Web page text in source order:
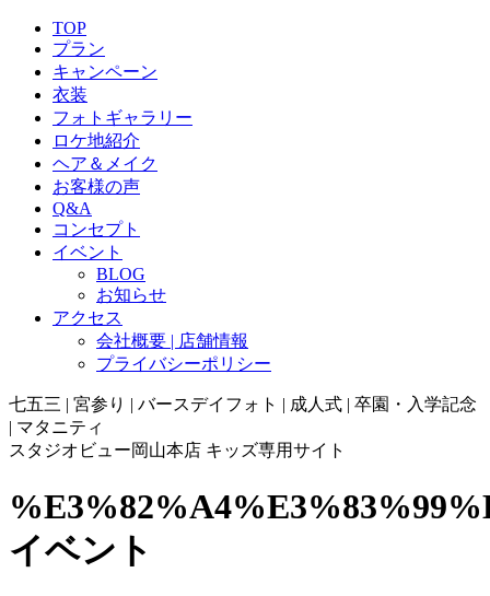
TOP
プラン
キャンペーン
衣装
フォトギャラリー
ロケ地紹介
ヘア＆メイク
お客様の声
Q&A
コンセプト
イベント
BLOG
お知らせ
アクセス
会社概要 | 店舗情報
プライバシーポリシー
七五三 | 宮参り | バースデイフォト | 成人式 | 卒園・入学記念
| マタニティ
スタジオビュー岡山本店 キッズ専用サイト
イベント